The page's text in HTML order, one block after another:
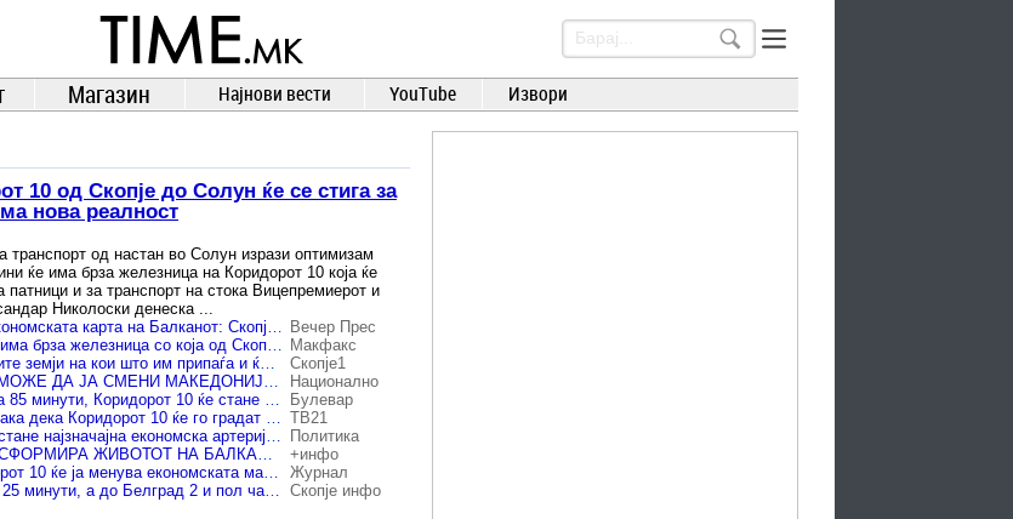
TIME.mk
ВЕСТИ
NEWS
Магазин Најнови вести YouTube Извори
10 од Скопје до Солун ќе се стига за
нова реалност
транспорт од настан во Солун изрази оптимизам
ќе има брза железница на Коридорот 10 која ќе
и за транспорт на стока Вицепремиерот и
Николоски денеска ...
Коридорот 10 ќе ја менува економската карта на Балканот: Скопје, Солун и Белград ќе се поврзат со брза железница Вечер Прес
Николоски: За пет години ќе има брза железница со која од Скопје до Солун ќе се патува 1 час и 25 минути, а до Белград 2 и пол часа Макфакс
„Коридорот 10 ќе го градат сите земји на кои што им припаѓа и ќе стане еконосмки најзначаен коридор во Европа“, вели Николоски
Скопје1
ПОЧНУВА ПРОЕКТОТ ШТО МОЖЕ ДА ЈА СМЕНИ МАКЕДОНИЈА Брза пруга од граница до граница
Национално
Николоски: Скопје – Солун за 85 минути, Коридорот 10 ќе стане економски најзначајниот коридор во Европа
Булевар
Николоски: Овој Самит е порака дека Коридорот 10 ќе го градат сите земји на кои што им припаѓа и ќе стане економски најзначаен коридор во Европа ТВ21
Николоски: Коридорот 10 ќе стане најзначајна економска артерија во Европа
Политика
БРЗАТА ПРУГА ЌЕ ГО ТРАНСФОРМИРА ЖИВОТОТ НА БАЛКАНОТ Недостасува само делницата Ниш-Скопје-Солун
+инфо
Николоски вели дека Коридорот 10 ќе ја менува економската мапа на Европа
Журнал
Од Скопје до Солун за час и 25 минути, а до Белград 2 и пол часа - Познато кога ќе биде брзата железница Скопје инфо